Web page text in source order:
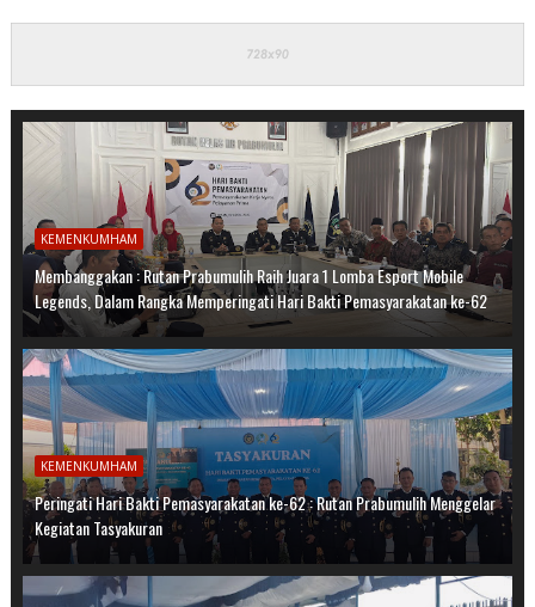
KEMENKUMHAM
Membanggakan : Rutan Prabumulih Raih Juara 1 Lomba Esport Mobile
Legends, Dalam Rangka Memperingati Hari Bakti Pemasyarakatan ke-62
KEMENKUMHAM
Peringati Hari Bakti Pemasyarakatan ke-62 : Rutan Prabumulih Menggelar
Kegiatan Tasyakuran